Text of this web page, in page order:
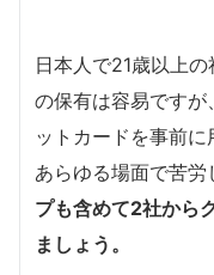
日本人で21歳以上
の保有は容易です
ットカードを事前
あらゆる場面で苦労
プも含めて2社から
ましょう。